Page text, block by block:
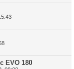
EVO 180